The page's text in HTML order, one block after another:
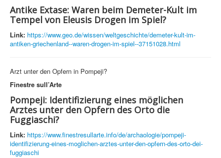
Antike Extase: Waren beim Demeter-Kult im
Tempel von Eleusis Drogen im Spiel?
Link: https://www.geo.de/wissen/weltgeschichte/demeter-kult-im-
antiken-griechenland--waren-drogen-im-spiel--37151028.html
Arzt unter den Opfern in Pompeji?
Finestre sull’Arte
Pompeji: Identifizierung eines möglichen
Arztes unter den Opfern des Orto die
Fuggiaschi?
Link: https://www.finestresullarte.info/de/archaologie/pompeji-
identifizierung-eines-moglichen-arztes-unter-den-opfern-des-orto-dei-
fuggiaschi